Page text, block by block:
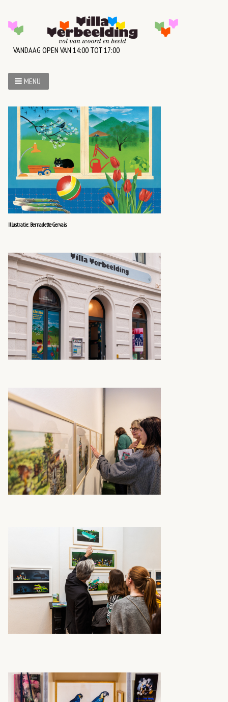
VANDAAG OPEN VAN 14:00 TOT 17:00
MENU
Illustratie: Bernadette Gervais